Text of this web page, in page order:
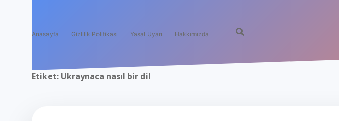
Anasayfa Gizlilik Politikası Yasal Uyarı Hakkımızda
Etiket: Ukraynaca nasıl bir dil